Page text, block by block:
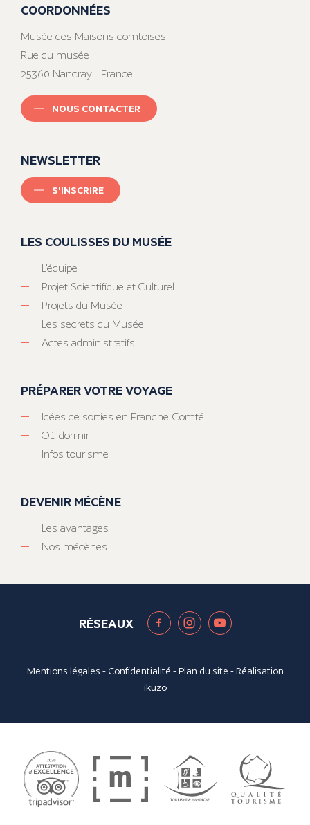
COORDONNÉES
Musée des Maisons comtoises
Rue du musée
25360 Nancray - France
NOUS CONTACTER
NEWSLETTER
S'INSCRIRE
LES COULISSES DU MUSÉE
L’équipe
Projet Scientifique et Culturel
Projets du Musée
Les secrets du Musée
Actes administratifs
PRÉPARER VOTRE VOYAGE
Idées de sorties en Franche-Comté
Où dormir
Infos tourisme
DEVENIR MÉCÈNE
Les avantages
Nos mécènes
RÉSEAUX
Mentions légales - Confidentialité -Plan du site - Réalisation
ikuzo